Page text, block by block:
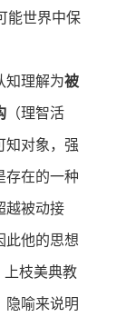
能世界中保
知理解为被
（理智活
知对象，强
存在的一种
越被动接
此他的思想
上枝美典教
隐喻来说明